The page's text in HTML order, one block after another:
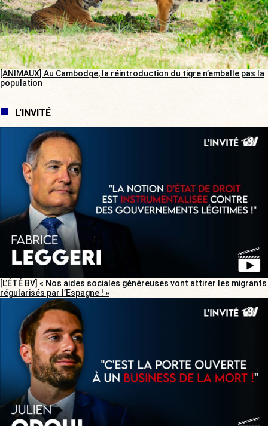
[ANIMAUX] Au Cambodge, la réintroduction du tigre n’emballe pas la
population
L'INVITÉ
[L’ÉTÉ BV] « Nos aides sociales généreuses vont attirer les migrants
régularisés par l’Espagne ! »